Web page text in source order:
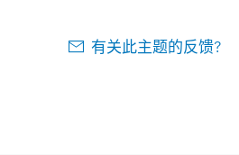
有关此主题的反馈?